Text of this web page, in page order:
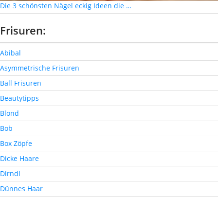
Die 3 schönsten Nägel eckig Ideen die …
Frisuren:
Abibal
Asymmetrische Frisuren
Ball Frisuren
Beautytipps
Blond
Bob
Box Zöpfe
Dicke Haare
Dirndl
Dünnes Haar